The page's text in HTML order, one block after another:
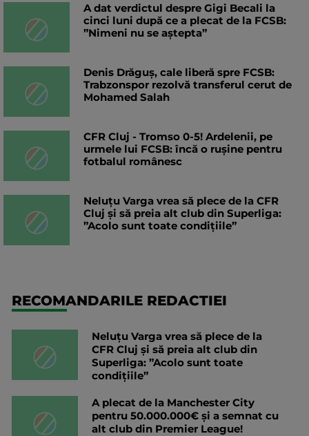
A dat verdictul despre Gigi Becali la
cinci luni după ce a plecat de la FCSB:
”Nimeni nu se aștepta”
Denis Drăguș, cale liberă spre FCSB:
Trabzonspor rezolvă transferul cerut de
Mohamed Salah
CFR Cluj - Tromso 0-5! Ardelenii, pe
urmele lui FCSB: încă o rușine pentru
fotbalul românesc
Neluțu Varga vrea să plece de la CFR
Cluj și să preia alt club din Superliga:
”Acolo sunt toate condițiile”
RECOMANDARILE REDACTIEI
Neluțu Varga vrea să plece de la
CFR Cluj și să preia alt club din
Superliga: ”Acolo sunt toate
condițiile”
A plecat de la Manchester City
pentru 50.000.000€ și a semnat cu
alt club din Premier League!